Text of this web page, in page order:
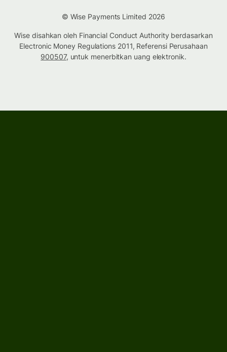
© Wise Payments Limited 2026
Wise disahkan oleh Financial Conduct Authority berdasarkan
Electronic Money Regulations 2011, Referensi Perusahaan
900507, untuk menerbitkan uang elektronik.